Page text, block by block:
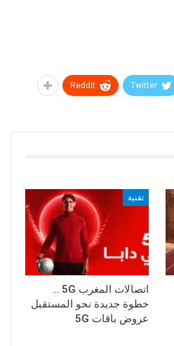
Twitter
ReddIt
تقنية
اتصالات المغرب 5G ..
خطوة جديدة نحو المستقبل
عروض باقات 5G